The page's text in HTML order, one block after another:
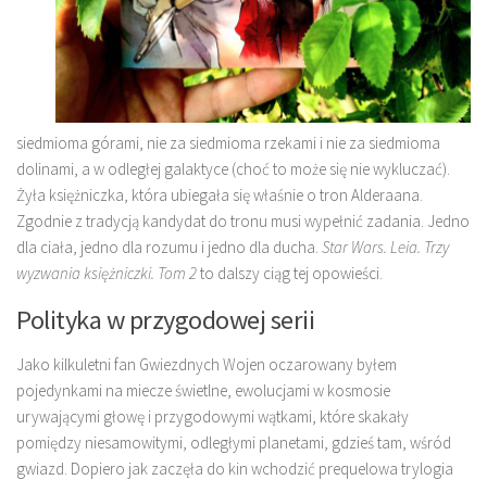
siedmioma górami, nie za siedmioma rzekami i nie za siedmioma
dolinami, a w odległej galaktyce (choć to może się nie wykluczać).
Żyła księżniczka, która ubiegała się właśnie o tron Alderaana.
Zgodnie z tradycją kandydat do tronu musi wypełnić zadania. Jedno
dla ciała, jedno dla rozumu i jedno dla ducha. Star Wars. Leia. Trzy
wyzwania księżniczki. Tom 2to dalszy ciąg tej opowieści.
Polityka w przygodowej serii
Jako kilkuletni fan Gwiezdnych Wojen oczarowany byłem
pojedynkami na miecze świetlne, ewolucjami w kosmosie
urywającymi głowę i przygodowymi wątkami, które skakały
pomiędzy niesamowitymi, odległymi planetami, gdzieś tam, wśród
gwiazd. Dopiero jak zaczęła do kin wchodzić prequelowa trylogia